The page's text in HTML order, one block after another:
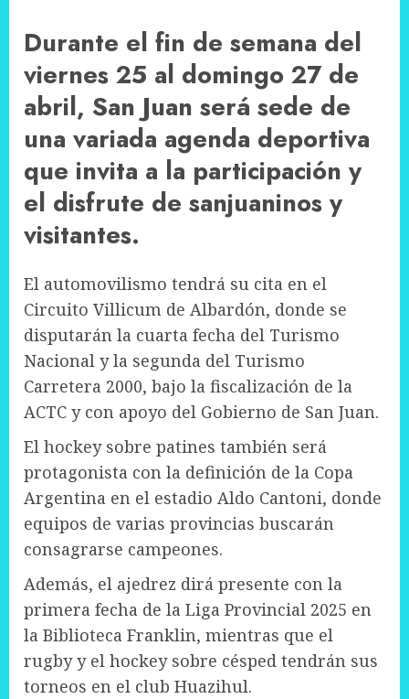
Durante el fin de semana del
viernes 25 al domingo 27 de
abril, San Juan será sede de
una variada agenda deportiva
que invita a la participación y
el disfrute de sanjuaninos y
visitantes.
El automovilismo tendrá su cita en el
Circuito Villicum de Albardón, donde se
disputarán la cuarta fecha del Turismo
Nacional y la segunda del Turismo
Carretera 2000, bajo la fiscalización de la
ACTC y con apoyo del Gobierno de San Juan.
El hockey sobre patines también será
protagonista con la definición de la Copa
Argentina en el estadio Aldo Cantoni, donde
equipos de varias provincias buscarán
consagrarse campeones.
Además, el ajedrez dirá presente con la
primera fecha de la Liga Provincial 2025 en
la Biblioteca Franklin, mientras que el
rugby y el hockey sobre césped tendrán sus
torneos en el club Huazihul.